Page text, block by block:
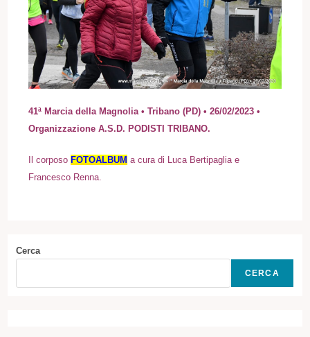
41ª Marcia della Magnolia • Tribano (PD) • 26/02/2023 •
Organizzazione A.S.D. PODISTI TRIBANO.
Il corposo FOTOALBUM a cura di Luca Bertipaglia e
Francesco Renna.
Cerca
CERCA